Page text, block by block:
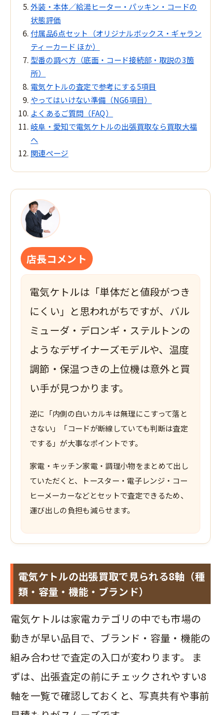
外装・本体／給湯ヒーター・パッキン・コードの
状態評価
付属品6点セット（オリジナルボックス・ギャラン
ティーカード ほか）
型番の調べ方（底面・コード接続部・取説の3箇
所）
電気ケトルの査定で参考にする5項目
やってはいけない準備（NG6項目）
よくあるご質問（FAQ）
岐阜・愛知で電気ケトルの出張買取なら買取大福
へ
関連ページ
店長コメント
電気ケトルは「単体だと値段がつき
にくい」と思われがちですが、バル
ミューダ・デロンギ・ステルトンの
ようなデザイナーズモデルや、温度
調節・保温つきの上位機は意外と買
い手が見つかります。
逆に「内側の白いカルキは無理にこすって落と
さない」「コードが断線していても判断は査定
でする」が大事なポイントです。
家電・キッチン家電・調理小物をまとめて出し
ていただくと、トースター・電子レンジ・コー
ヒーメーカーなどとセットで査定できるため、
運び出しの負担も減らせます。
電気ケトルの出張買取で見られる8軸（種
類・容量・機能・ブランド）
電気ケトルは家電カテゴリの中でも市場の
動きが早い品目で、ブランド・容量・機能の
組み合わせで査定の入口が変わります。 ま
ずは、出張査定の前にチェックされやすい8
軸を一覧で確認しておくと、写真共有や事前